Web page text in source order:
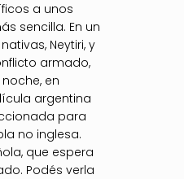
a unos
sencilla. En un
Neytiri, y
armado,
en
argentina
para
no inglesa.
que espera
Podés verla